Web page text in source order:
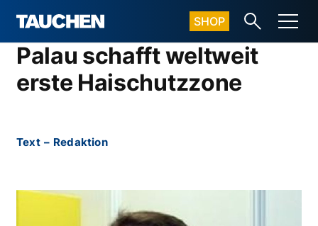
SHOP
Palau schafft weltweit
erste Haischutzzone
Text – Redaktion